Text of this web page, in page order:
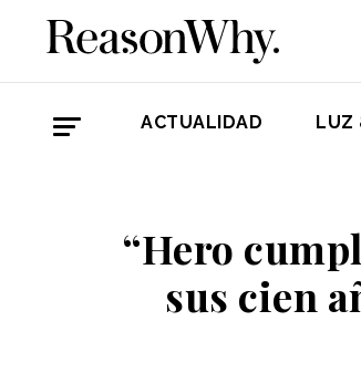
ACTUALIDAD LUZ
“Hero
sus cien